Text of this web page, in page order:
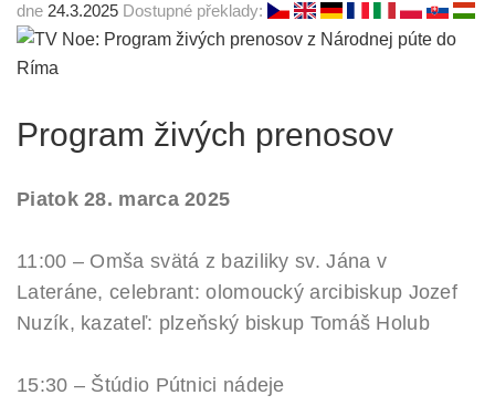
dne 24.3.2025 Dostupné překlady:
Program živých prenosov
Piatok 28. marca 2025
11:00 – Omša svätá z baziliky sv. Jána v
Lateráne, celebrant: olomoucký arcibiskup Jozef
Nuzík, kazateľ: plzeňský biskup Tomáš Holub
15:30 – Štúdio Pútnici nádeje